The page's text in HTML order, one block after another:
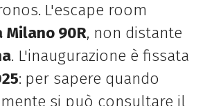
L'escape room
Milano 90R, non distante
. L'inaugurazione è fissata
: per sapere quando
si può consultare il